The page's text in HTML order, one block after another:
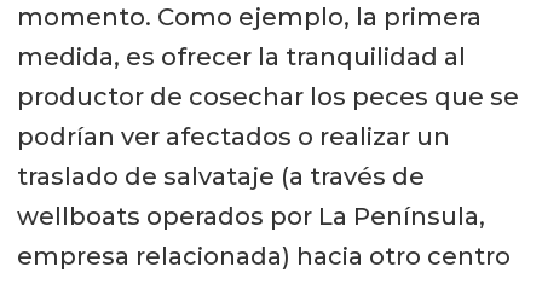
momento. Como ejemplo, la primera
medida, es ofrecer la tranquilidad al
productor de cosechar los peces que se
podrían ver afectados o realizar un
traslado de salvataje (a través de
wellboats operados por La Península,
empresa relacionada) hacia otro centro